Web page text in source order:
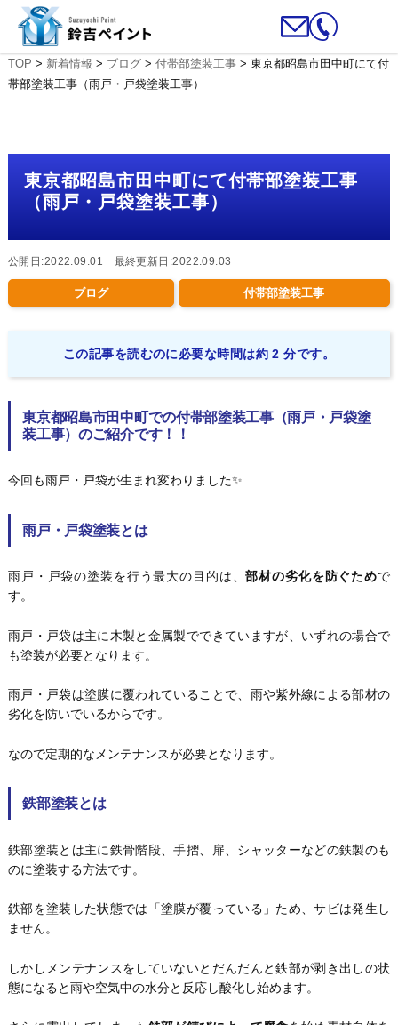
TOP > 新着情報 > ブログ> 付帯部塗装工事> 東京都昭島市田中町にて付
帯部塗装工事（雨戸・戸袋塗装工事）
東京都昭島市田中町にて付帯部塗装工事
（雨戸・戸袋塗装工事）
公開日:2022.09.01 最終更新日:2022.09.03
ブログ 付帯部塗装工事
この記事を読むのに必要な時間は約 2 分です。
東京都昭島市田中町での付帯部塗装工事（雨戸・戸袋塗
装工事）のご紹介です！！
今回も雨戸・戸袋が生まれ変わりました✨
雨戸・戸袋塗装とは
雨戸・戸袋の塗装を行う最大の目的は、部材の劣化を防ぐためで
す。
雨戸・戸袋は主に木製と金属製でできていますが、いずれの場合で
も塗装が必要となります。
雨戸・戸袋は塗膜に覆われていることで、雨や紫外線による部材の
劣化を防いでいるからです。
なので定期的なメンテナンスが必要となります。
鉄部塗装とは
鉄部塗装とは主に鉄骨階段、手摺、扉、シャッターなどの鉄製のも
のに塗装する方法です。
鉄部を塗装した状態では「塗膜が覆っている」ため、サビは発生し
ません。
しかしメンテナンスをしていないとだんだんと鉄部が剥き出しの状
態になると雨や空気中の水分と反応し酸化し始めます。